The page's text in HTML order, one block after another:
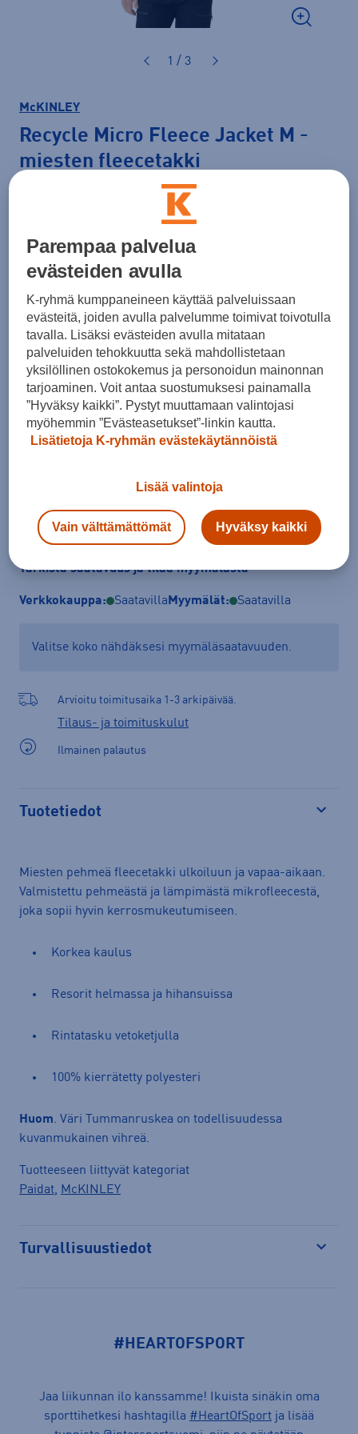
1 / 3
McKINLEY
Recycle Micro Fleece Jacket M -
miesten fleecetakki
Koko
S M XL XXL
Kokotaulukko
Lisää ostoskoriin
Tarkista saatavuus ja tilaa myymälästä
Verkkokauppa: Saatavilla Myymälät: Saatavilla
Valitse koko nähdäksesi myymäläsaatavuuden.
Arvioitu toimitusaika 1-3 arkipäivää.
Tilaus- ja toimituskulut
Ilmainen palautus
Tuotetiedot
Miesten pehmeä fleecetakki ulkoiluun ja vapaa-aikaan.
Valmistettu pehmeästä ja lämpimästä mikrofleecestä,
joka sopii hyvin kerrosmukeutumiseen.
Korkea kaulus
Resorit helmassa ja hihansuissa
Rintatasku vetoketjulla
100% kierrätetty polyesteri
Huom. Väri Tummanruskea on todellisuudessa
kuvanmukainen vihreä.
Tuotteeseen liittyvät kategoriat
Paidat, McKINLEY
Turvallisuustiedot
#HEARTOFSPORT
Jaa liikunnan ilo kanssamme! Ikuista sinäkin oma
sporttihetkesi hashtagilla #HeartOfSport ja lisää
Parempaa palvelua
evästeiden avulla
K-ryhmä kumppaneineen käyttää palveluissaan
evästeitä, joiden avulla palvelumme toimivat toivotulla
tavalla. Lisäksi evästeiden avulla mitataan
palveluiden tehokkuutta sekä mahdollistetaan
yksilöllinen ostokokemus ja personoidun mainonnan
tarjoaminen. Voit antaa suostumuksesi painamalla
”Hyväksy kaikki”. Pystyt muuttamaan valintojasi
myöhemmin ”Evästeasetukset”-linkin kautta.
Lisätietoja K-ryhmän evästekäytännöistä
Lisää valintoja
Vain välttämättömät Hyväksy kaikki